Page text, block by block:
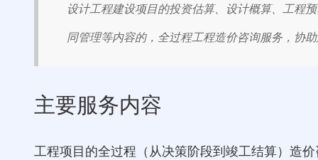
设计工程建设项目的投资估算、设计概算、工程
同管理等内容的，全过程工程造价咨询服务，协
主要服务内容
工程项目的全过程（从决策阶段到竣工结算）造